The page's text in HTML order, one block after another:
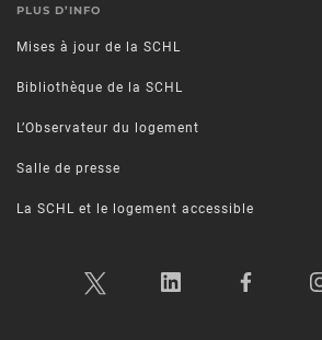
PLUS D’INFO
Mises à jour de la SCHL
Bibliothèque de la SCHL
L’Observateur du logement
Salle de presse
La SCHL et le logement accessible